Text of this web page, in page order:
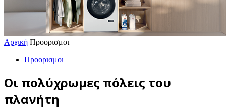
Αρχική Προορισμοι
Προορισμοι
Οι πολύχρωμες πόλεις του
πλανήτη